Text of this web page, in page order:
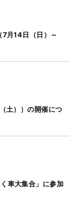
7月14日（日）～
土））の開催につ
車大集合」に参加